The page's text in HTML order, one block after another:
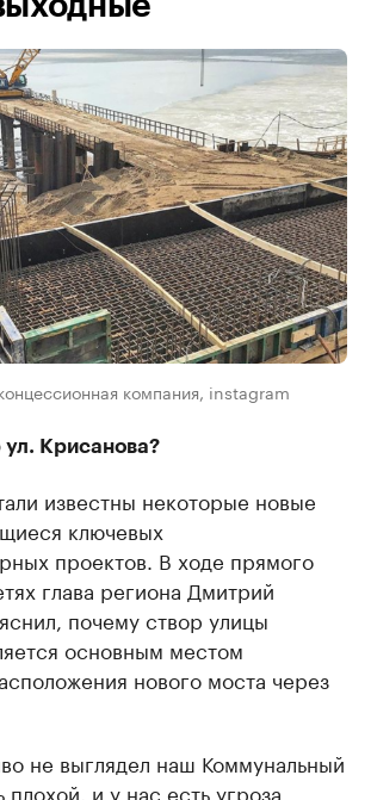
компания, instagram
ул. Крисанова?
известны некоторые новые
ключевых
проектов. В ходе прямого
глава региона Дмитрий
почему створ улицы
основным местом
нового моста через
не выглядел наш Коммунальный
плохой, и у нас есть угроза